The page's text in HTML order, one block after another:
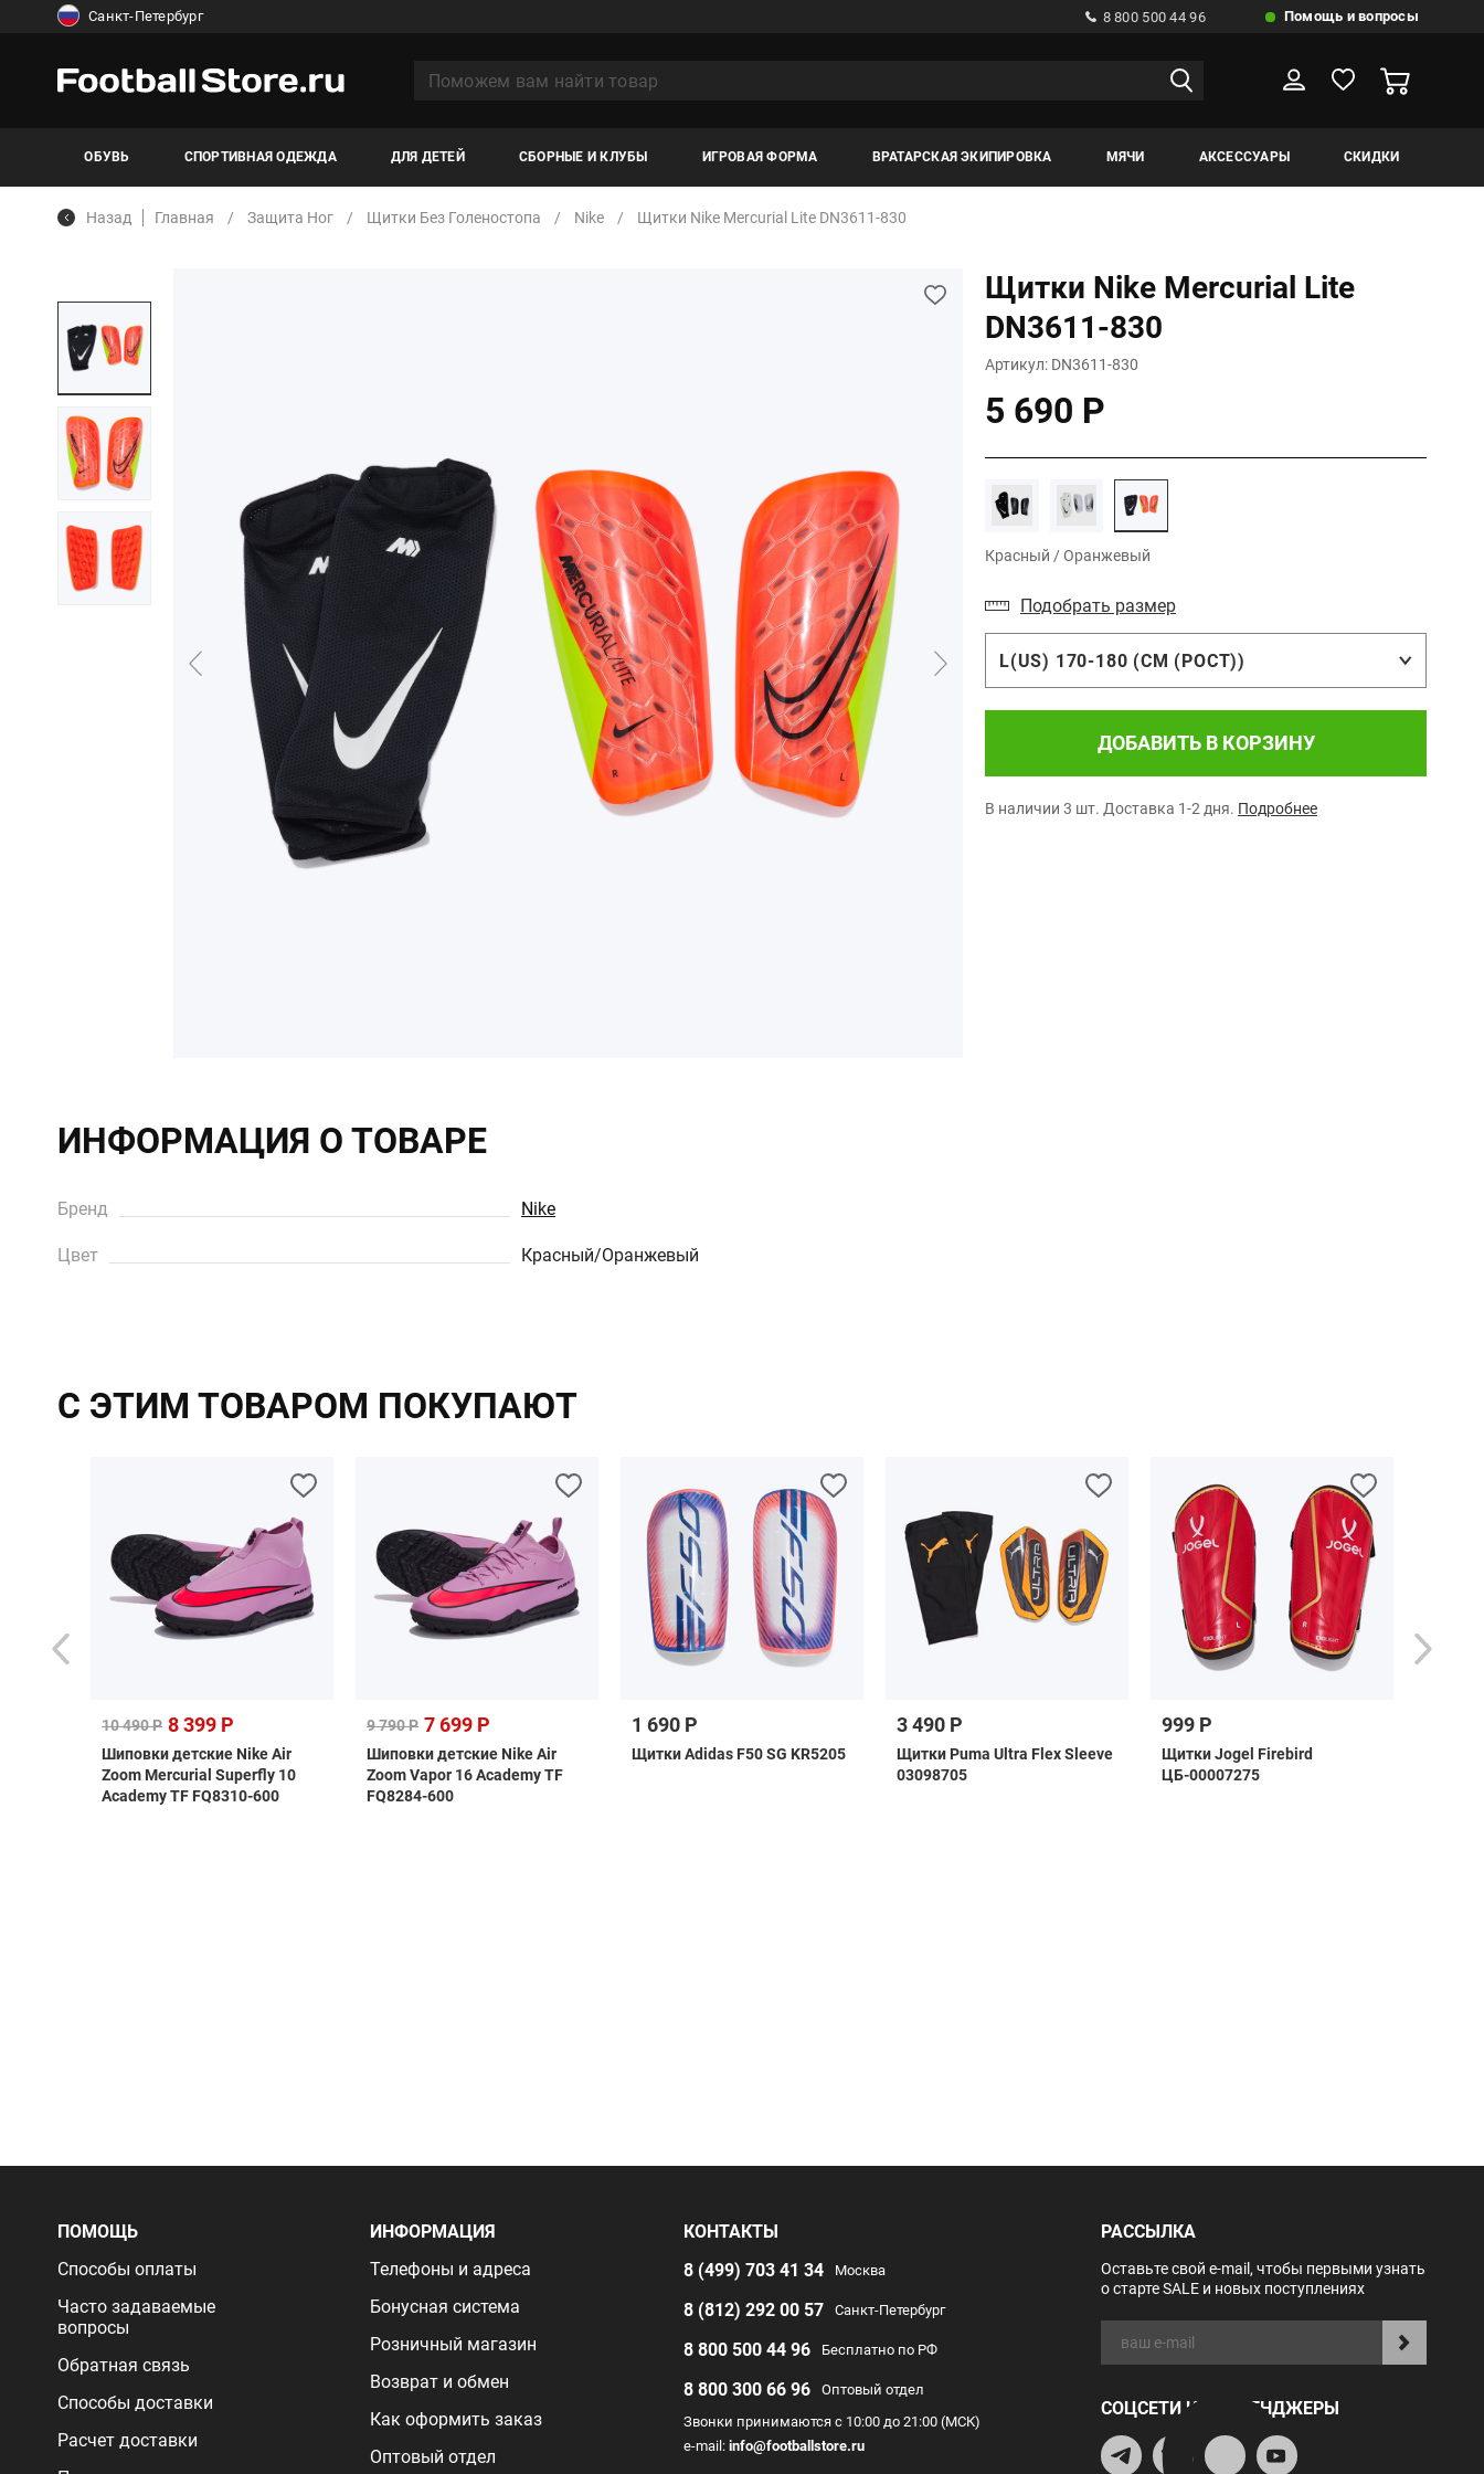
Санкт-Петербург 8 800 500 44 96 Помощь и вопросы
ОБУВЬ СПОРТИВНАЯ ОДЕЖДА ДЛЯ ДЕТЕЙ СБОРНЫЕ И КЛУБЫ ИГРОВАЯ ФОРМА ВРАТАРСКАЯ ЭКИПИРОВКА МЯЧИ АКСЕССУАРЫ СКИДКИ
Назад Главная Защита Ног Щитки Без Голеностопа Nike Щитки Nike Mercurial Lite DN3611-830
Щитки Nike Mercurial Lite
DN3611-830
Артикул: DN3611-830
5 690 Р
Красный / Оранжевый
Подобрать размер
L(US) 170-180 (СМ (РОСТ))
ДОБАВИТЬ В КОРЗИНУ
В наличии 3 шт. Доставка 1-2 дня. Подробнее
ИНФОРМАЦИЯ О ТОВАРЕ
Бренд Nike
Цвет Красный/Оранжевый
С ЭТИМ ТОВАРОМ ПОКУПАЮТ
10 490 Р 8 399 Р
Шиповки детские Nike Air
Zoom Mercurial Superfly 10
Academy TF FQ8310-600
9 790 Р 7 699 Р
Шиповки детские Nike Air
Zoom Vapor 16 Academy TF
FQ8284-600
1 690 Р
Щитки Adidas F50 SG KR5205
3 490 Р
Щитки Puma Ultra Flex Sleeve
03098705
999 Р
Щитки Jogel Firebird
ЦБ-00007275
ПОМОЩЬ
Способы оплаты
Часто задаваемые
вопросы
Обратная связь
Способы доставки
Расчет доставки
ИНФОРМАЦИЯ
Телефоны и адреса
Бонусная система
Розничный магазин
Возврат и обмен
Как оформить заказ
Оптовый отдел
КОНТАКТЫ
8 (499) 703 41 34
Москва
8 (812) 292 00 57 Санкт-Петербург
8 800 500 44 96 Бесплатно по РФ
8 800 300 66 96
Оптовый отдел
Звонки принимаются с 10:00 до 21:00 (МСК)
e-mail: info@footballstore.ru
РАССЫЛКА
Оставьте свой e-mail, чтобы первыми узнать
о старте SALE и новых поступлениях
СОЦСЕТИ И МЕССЕНДЖЕРЫ